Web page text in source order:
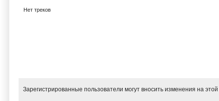
Нет треков
Зарегистрированные пользователи могут вносить изменения на